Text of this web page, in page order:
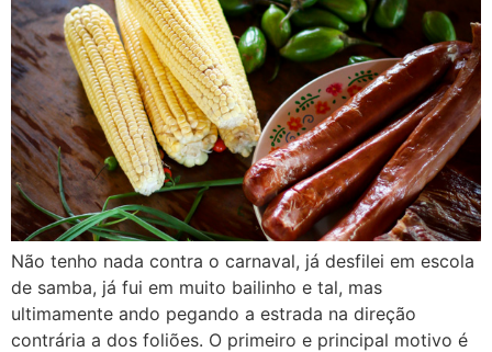
Não tenho nada contra o carnaval, já desfilei em escola
de samba, já fui em muito bailinho e tal, mas
ultimamente ando pegando a estrada na direção
contrária a dos foliões. O primeiro e principal motivo é